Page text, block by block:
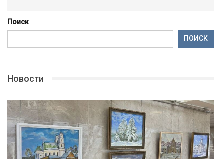
Поиск
ПОИСК
Новости